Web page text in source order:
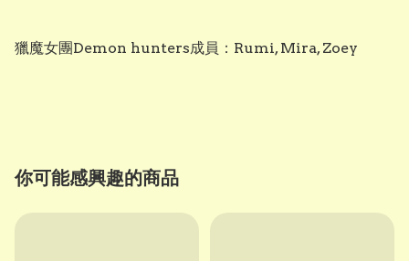
獵魔女團Demon hunters成員：Rumi, Mira, Zoey
你可能感興趣的商品